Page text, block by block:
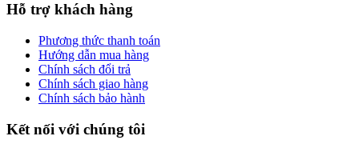
Hỗ trợ khách hàng
Phương thức thanh toán
Hướng dẫn mua hàng
Chính sách đổi trả
Chính sách giao hàng
Chính sách bảo hành
Kết nối với chúng tôi